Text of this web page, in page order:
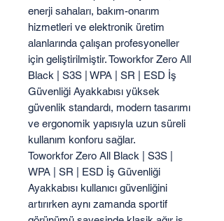
enerji sahaları, bakım-onarım
hizmetleri ve elektronik üretim
alanlarında çalışan profesyoneller
için geliştirilmiştir. Toworkfor Zero All
Black | S3S | WPA | SR | ESD İş
Güvenliği Ayakkabısı yüksek
güvenlik standardı, modern tasarımı
ve ergonomik yapısıyla uzun süreli
kullanım konforu sağlar.
Toworkfor Zero All Black | S3S |
WPA | SR | ESD İş Güvenliği
Ayakkabısı kullanıcı güvenliğini
artırırken aynı zamanda sportif